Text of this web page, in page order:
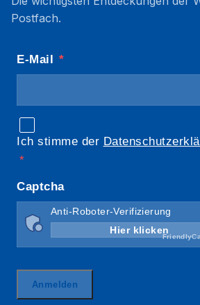
Postfach.